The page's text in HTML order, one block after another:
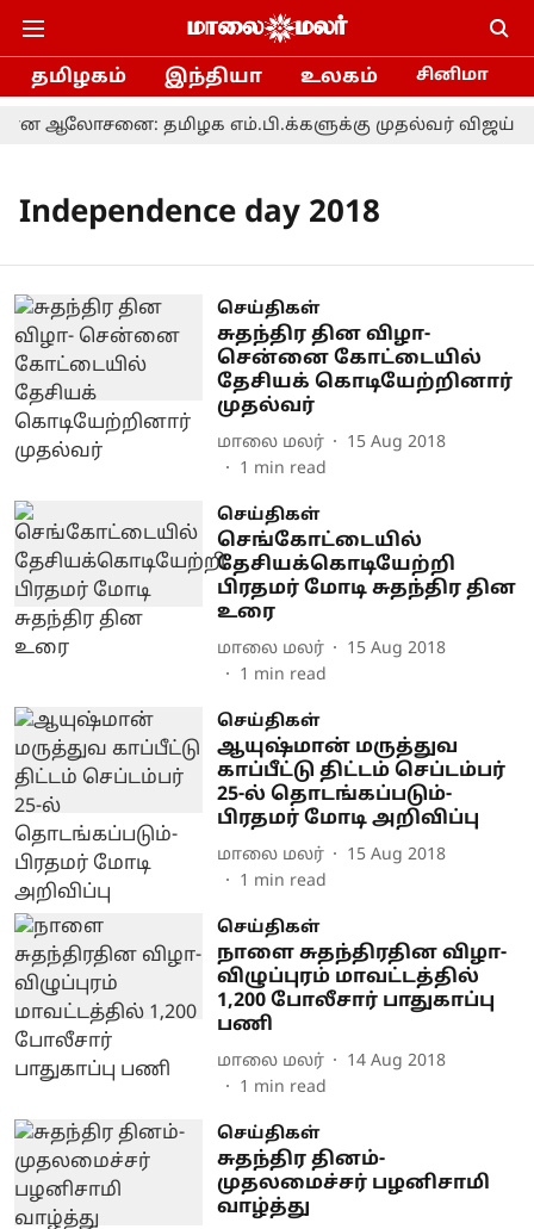
தமிழகம் இந்தியா உலகம் சினிமா
ஆலோசனை: தமிழக எம்.பி.க்களுக்கு முதல்வர் விஜய்
Independence day 2018
செய்திகள்
சுதந்திர தின விழா-
சென்னை கோட்டையில்
தேசியக் கொடியேற்றினார்
முதல்வர்
மாலை மலர்
15 Aug 2018
1 min read
செய்திகள்
செங்கோட்டையில்
தேசியக்கொடியேற்றி
பிரதமர் மோடி சுதந்திர தின
உரை
மாலை மலர்
15 Aug 2018
1 min read
செய்திகள்
ஆயுஷ்மான் மருத்துவ
காப்பீட்டு திட்டம் செப்டம்பர்
25-ல் தொடங்கப்படும்-
பிரதமர் மோடி அறிவிப்பு
மாலை மலர்
15 Aug 2018
1 min read
செய்திகள்
நாளை சுதந்திரதின விழா-
விழுப்புரம் மாவட்டத்தில்
1,200 போலீசார் பாதுகாப்பு
பணி
மாலை மலர்
14 Aug 2018
1 min read
செய்திகள்
சுதந்திர தினம்-
முதலமைச்சர் பழனிசாமி
வாழ்த்து